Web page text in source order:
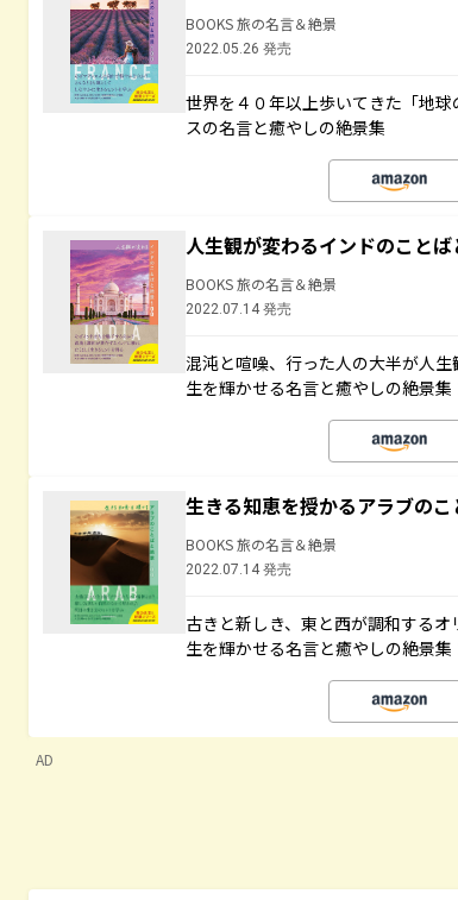
BOOKS 旅の名言＆絶景
2022.05.26 発売
世界を４０年以上歩いてきた「地
スの名言と癒やしの絶景集
人生観が変わるインドのことば
BOOKS 旅の名言＆絶景
2022.07.14 発売
混沌と喧噪、行った人の大半が人
生を輝かせる名言と癒やしの絶景集
生きる知恵を授かるアラブの
BOOKS 旅の名言＆絶景
2022.07.14 発売
古きと新しき、東と西が調和する
生を輝かせる名言と癒やしの絶景集
AD